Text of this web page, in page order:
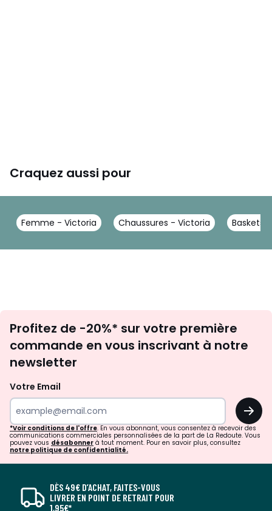
Craquez aussi pour
Femme - Victoria Chaussures - Victoria Baskets
newsletter
Profitez de -20%* sur votre première
commande en vous inscrivant à notre
newsletter
Votre Email
OK
*Voir conditions de l'offre. En vous abonnant, vous consentez à recevoir des
communications commerciales personnalisées de la part de La Redoute. Vous
pouvez vous désabonner à tout moment. Pour en savoir plus, consultez
notre politique de confidentialité.
DÈS 49€ D’ACHAT, FAITES-VOUS
LIVRER EN POINT DE RETRAIT POUR
1,95€*